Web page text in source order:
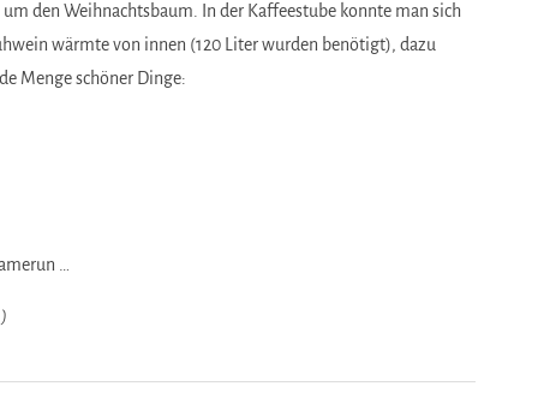
den Weihnachtsbaum. In der Kaffeestube konnte man sich
wärmte von innen (120 Liter wurden benötigt), dazu
Menge schöner Dinge:
…